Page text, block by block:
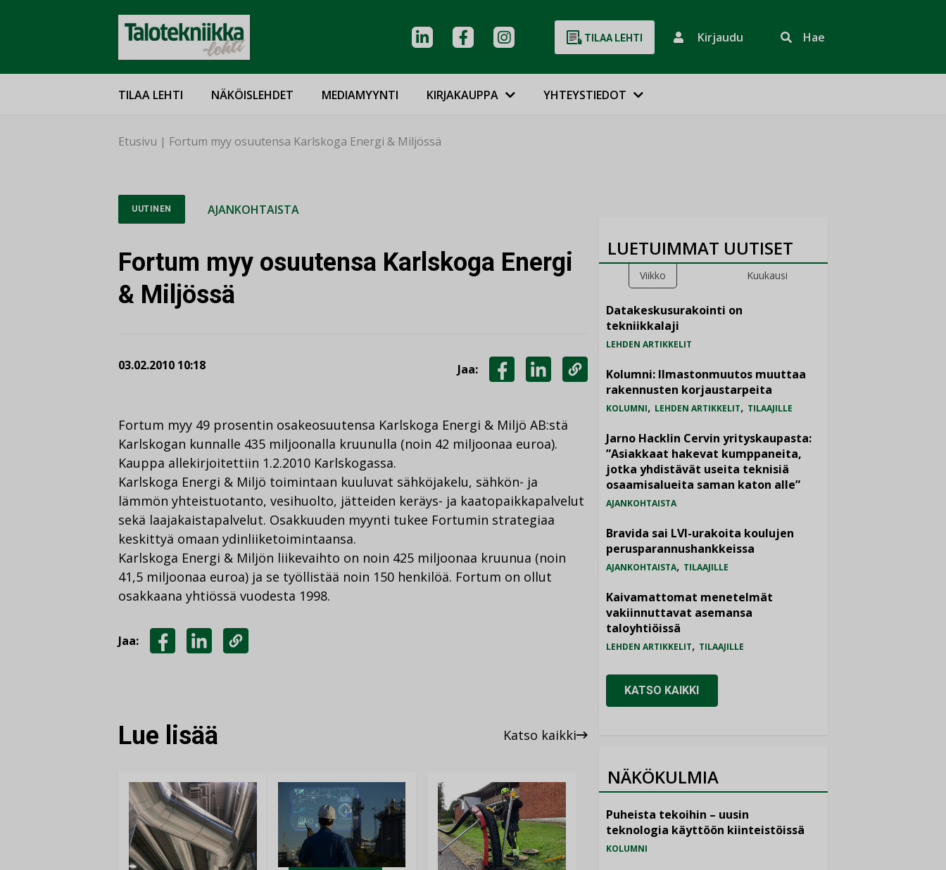
TILAA LEHTI Kirjaudu Hae
TILAA LEHTI NÄKÖISLEHDET MEDIAMYYNTI KIRJAKAUPPA YHTEYSTIEDOT
Etusivu | Fortum myy osuutensa Karlskoga Energi & Miljössä
UUTINEN AJANKOHTAISTA
Fortum myy osuutensa Karlskoga Energi
& Miljössä
03.02.2010 10:18 Jaa:
LINKEDINISSÄ
KOPIOI
LINKKI
Fortum myy 49 prosentin osakeosuutensa Karlskoga Energi & Miljö AB:stä
Karlskogan kunnalle 435 miljoonalla kruunulla (noin 42 miljoonaa euroa).
Kauppa allekirjoitettiin 1.2.2010 Karlskogassa.
Karlskoga Energi & Miljö toimintaan kuuluvat sähköjakelu, sähkön- ja
lämmön yhteistuotanto, vesihuolto, jätteiden keräys- ja kaatopaikkapalvelut
sekä laajakaistapalvelut. Osakkuuden myynti tukee Fortumin strategiaa
keskittyä omaan ydinliiketoimintaansa.
Karlskoga Energi & Miljön liikevaihto on noin 425 miljoonaa kruunua (noin
41,5 miljoonaa euroa) ja se työllistää noin 150 henkilöä. Fortum on ollut
osakkaana yhtiössä vuodesta 1998.
Jaa:
Lue lisää Katso kaikki
LUETUIMMAT UUTISET
Viikko Kuukausi
Datakeskusurakointi on
tekniikkalaji
LEHDEN ARTIKKELIT
Kolumni: Ilmastonmuutos muuttaa
rakennusten korjaustarpeita
KOLUMNI, LEHDEN ARTIKKELIT, TILAAJILLE
Jarno Hacklin Cervin yrityskaupasta:
”Asiakkaat hakevat kumppaneita,
jotka yhdistävät useita teknisiä
osaamisalueita saman katon alle”
AJANKOHTAISTA
Bravida sai LVI-urakoita koulujen
perusparannushankkeissa
AJANKOHTAISTA, TILAAJILLE
Kaivamattomat menetelmät
vakiinnuttavat asemansa
taloyhtiöissä
LEHDEN ARTIKKELIT, TILAAJILLE
KATSO KAIKKI
NÄKÖKULMIA
Puheista tekoihin – uusin
teknologia käyttöön kiinteistöissä
KOLUMNI